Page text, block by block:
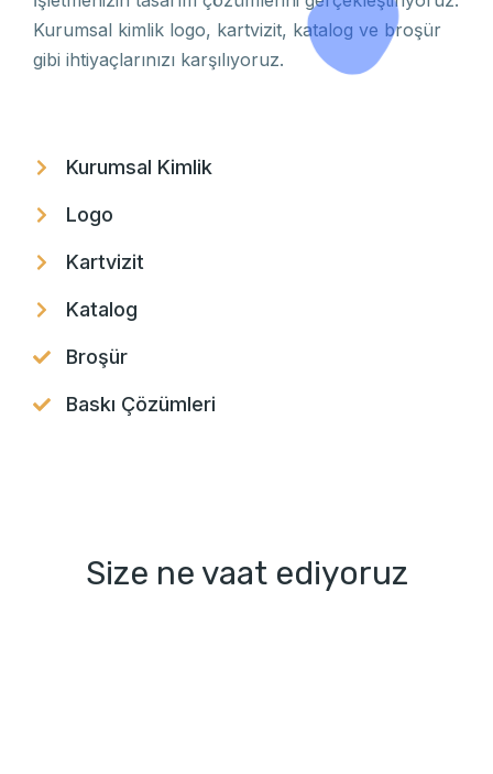
Kurumsal kimlik logo, kartvizit, katalog ve broşür
gibi ihtiyaçlarınızı karşılıyoruz.
Kurumsal Kimlik
Logo
Kartvizit
Katalog
Broşür
Baskı Çözümleri
Size ne vaat ediyoruz